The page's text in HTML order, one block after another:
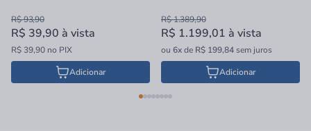
R$ 93,90
R$ 39,90 à vista
R$ 39,90 no PIX
Adicionar
R$ 1.389,90
R$ 1.199,01 à vista
ou 6xde R$ 199,84sem juros
Adicionar